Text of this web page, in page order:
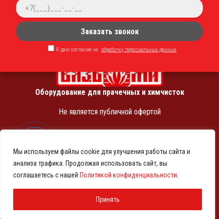
Мы используем файлы cookie для улучшения работы сайта и
анализа трафика. Продолжая использовать сайт, вы
соглашаетесь с нашей Политикой конфиденциальности
Принять
Заказать звонок
Я даю согласие на обработку персональных данных
Оборудование для прачечных и химчисток
Не является публичной офертой
КПП 781001001
ОГРН 1257800001458
© 2021-2026 Представительство АО «ВМЗ» в Санкт-
Политика конфиденциальности